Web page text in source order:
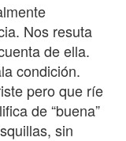
Nos resuta
de ella.
condición.
pero que ríe
de “buena”
sin